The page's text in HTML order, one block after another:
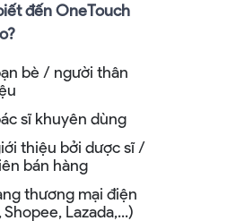
đến OneTouch
bè / người thân
sĩ khuyên dùng
thiệu bởi dược sĩ /
bán hàng
thương mại điện
Lazada,...)